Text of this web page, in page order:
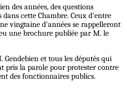
des années, des questions
dans cette Chambre. Ceux d'entre
vingtaine d'années se rappelleront
une brochure publiée par M. le
et tous les députés qui
pris la parole pour protester contre
des fonctionnaires publics.